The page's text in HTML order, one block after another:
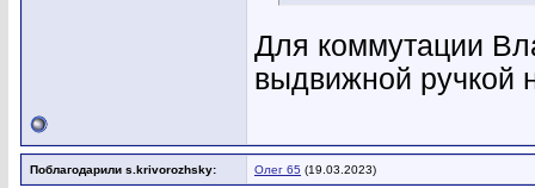
Для коммутации
выдвижной ручкой
Поблагодарили s.krivorozhsky: Олег 65 (19.03.2023)